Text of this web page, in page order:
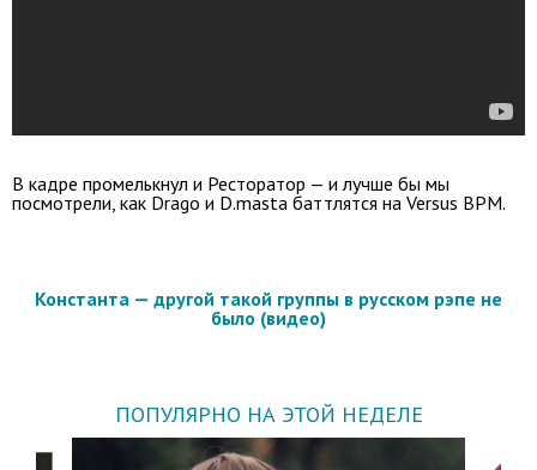
В кадре промелькнул и Ресторатор — и лучше бы мы
посмотрели, как Drago и D.masta баттлятся на Versus BPM.
Константа — другой такой группы в русском рэпе не
было (видео)
ПОПУЛЯРНО НА ЭТОЙ НЕДЕЛЕ